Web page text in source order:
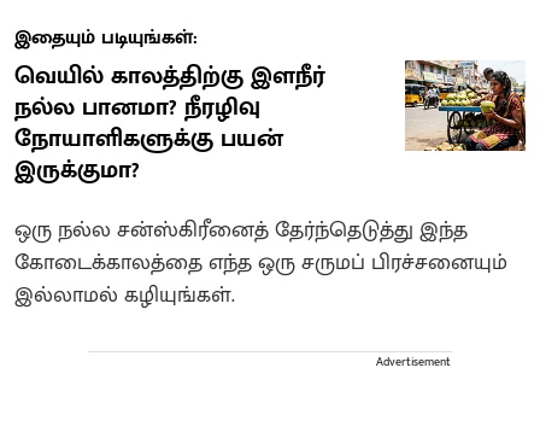
இதையும் படியுங்கள்:
வெயில் காலத்திற்கு இளநீர்
நல்ல பானமா? நீரழிவு
நோயாளிகளுக்கு பயன்
இருக்குமா?
ஒரு நல்ல சன்ஸ்கிரீனைத் தேர்ந்தெடுத்து இந்த
கோடைக்காலத்தை எந்த ஒரு சருமப் பிரச்சனையும்
இல்லாமல் கழியுங்கள்.
Advertisement